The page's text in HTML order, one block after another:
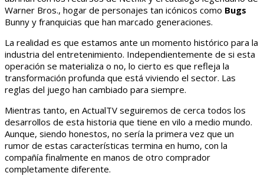
Warner Bros., hogar de personajes tan icónicos como Bugs
Bunny y franquicias que han marcado generaciones.
La realidad es que estamos ante un momento histórico para la
industria del entretenimiento. Independientemente de si esta
operación se materializa o no, lo cierto es que refleja la
transformación profunda que está viviendo el sector. Las
reglas del juego han cambiado para siempre.
Mientras tanto, en ActualTV seguiremos de cerca todos los
desarrollos de esta historia que tiene en vilo a medio mundo.
Aunque, siendo honestos, no sería la primera vez que un
rumor de estas características termina en humo, con la
compañía finalmente en manos de otro comprador
completamente diferente.